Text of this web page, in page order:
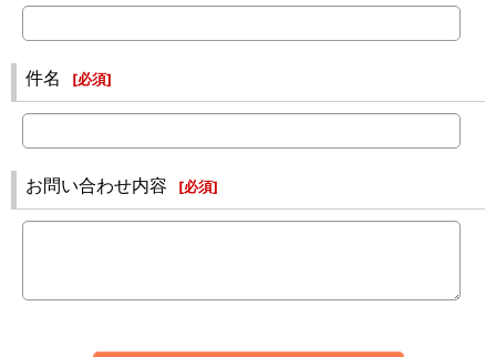
件名 [必須]
お問い合わせ内容 [必須]